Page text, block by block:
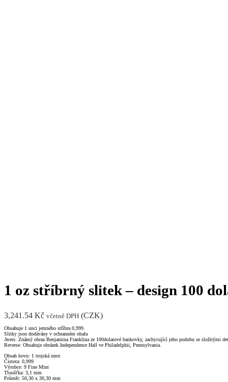
1 oz stříbrný slitek – design 100
3,241.54 Kč včetně DPH (CZK)
Obsahuje 1 unci jemného stříbra 0,999.
Slitky jsou dodávány v ochranném obalu
Avers: Známý obraz Benjamina Franklina ze 100dolarové bankovky, zachycující jeho podobu se složitými
Reverse: Obsahuje obrázek Independence Hall ve Philadelphii, Pennsylvania.
Obsah kovu: 1 trojská unce
Čistota: 0,999
Výrobce: 9 Fine Mint
Tloušťka: 3,1 mm
Průměr: 50,30 x 30,30 mm